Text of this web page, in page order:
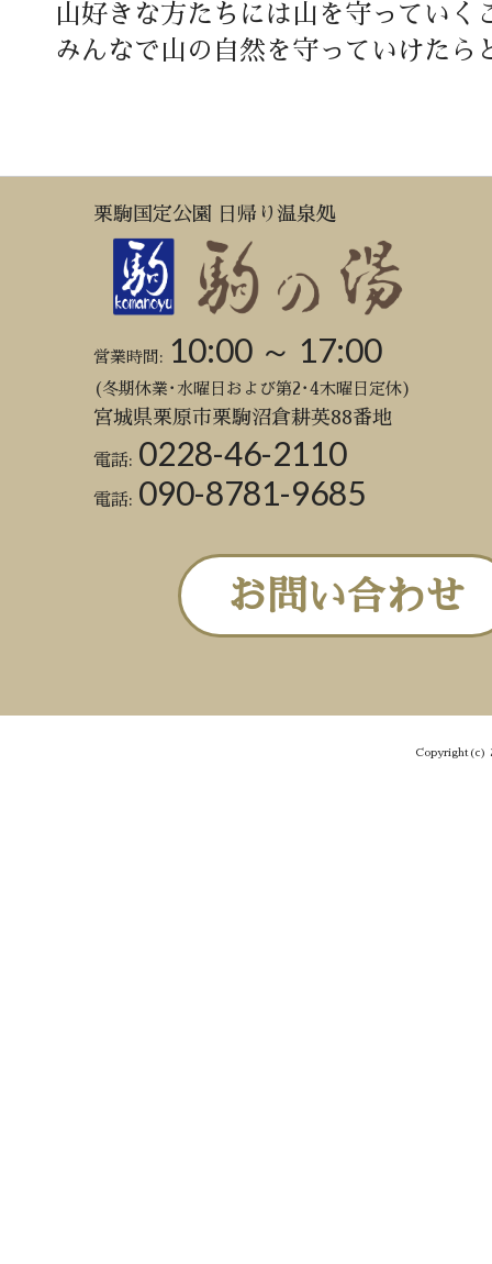
山好きな方たちには山を守ってい
みんなで山の自然を守っていけた
栗駒国定公園 日帰り温泉処
営業時間: 10:00 ～ 17:00
(冬期休業･水曜日および第2･4木曜日定休)
宮城県栗原市栗駒沼倉耕英88番地
電話: 0228-46-2110
電話: 090-8781-9685
お問い合わせ
Copyright(c)